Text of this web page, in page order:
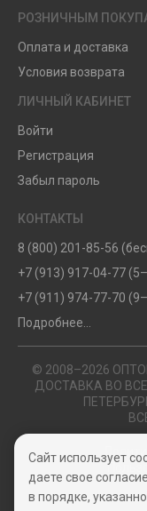
РОЗНИЧНЫМ
Оплата и доставка
Условия возврата
ЛИЧНЫЙ КАБИНЕТ
Войти
Регистрация
Забыл пароль
КОНТАКТЫ
8 (800) 201-85-56
+7 (913) 917-04-77
+7 (911) 974-77-70
Подробнее...
© 2008–2026
ДОСТАВКА ВО
Сайт использует
даете свое
в порядке,